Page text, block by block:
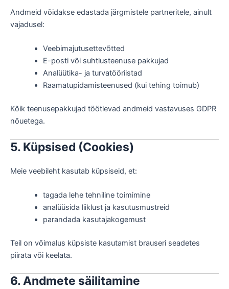
Andmeid võidakse edastada järgmistele partneritele, ainult
vajadusel:
Veebimajutusettevõtted
E-posti või suhtlusteenuse pakkujad
Analüütika- ja turvatööriistad
Raamatupidamisteenused (kui tehing toimub)
Kõik teenusepakkujad töötlevad andmeid vastavuses GDPR
nõuetega.
5. Küpsised (Cookies)
Meie veebileht kasutab küpsiseid, et:
tagada lehe tehniline toimimine
analüüsida liiklust ja kasutusmustreid
parandada kasutajakogemust
Teil on võimalus küpsiste kasutamist brauseri seadetes
piirata või keelata.
6. Andmete säilitamine